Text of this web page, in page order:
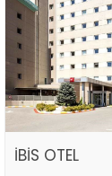
İBİS OTEL